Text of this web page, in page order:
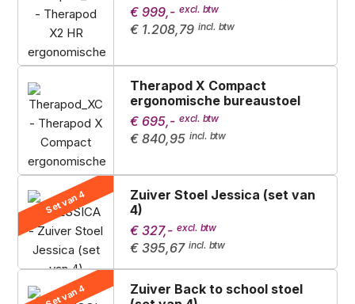
€ 999,-
€ 1.208,79
Therapod X Compact
ergonomische bureaustoel
€ 695,-
€ 840,95
Set van 4
Zuiver Stoel Jessica (set van
4)
€ 327,-
€ 395,67
Set van 4
Zuiver Back to school stoel